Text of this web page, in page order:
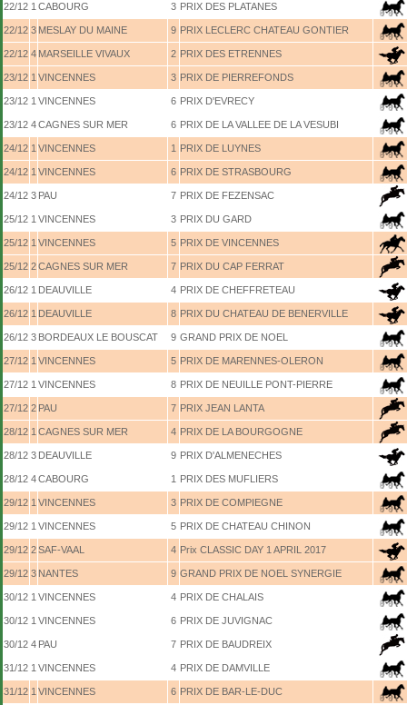
22/12 1 CABOURG 3 PRIX DES PLATANES
22/12 3 MESLAY DU MAINE 9 PRIX LECLERC CHATEAU GONTIER
22/12 4 MARSEILLE VIVAUX 2 PRIX DES ETRENNES
23/12 1 VINCENNES 3 PRIX DE PIERREFONDS
23/12 1 VINCENNES 6 PRIX D'EVRECY
23/12 4CAGNES SUR MER 6 PRIX DE LA VALLEE DE LA VESUBI
24/12 1 VINCENNES 1 PRIX DE LUYNES
24/12 1 VINCENNES 6 PRIX DE STRASBOURG
24/12 3 PAU 7 PRIX DE FEZENSAC
25/12 1 VINCENNES 3 PRIX DU GARD
25/12 1 VINCENNES 5 PRIX DE VINCENNES
25/12 2CAGNES SUR MER 7 PRIX DU CAP FERRAT
26/12 1 DEAUVILLE 4 PRIX DE CHEFFRETEAU
26/12 1 DEAUVILLE 8 PRIX DU CHATEAU DE BENERVILLE
26/12 3 BORDEAUX LE BOUSCAT 9 GRAND PRIX DE NOEL
27/12 1 VINCENNES 5 PRIX DE MARENNES-OLERON
27/12 1 VINCENNES 8 PRIX DE NEUILLE PONT-PIERRE
27/12 2 PAU 7 PRIX JEAN LANTA
28/12 1 CAGNES SUR MER 4 PRIX DE LA BOURGOGNE
28/12 3 DEAUVILLE 9 PRIX D'ALMENECHES
28/12 4CABOURG 1 PRIX DES MUFLIERS
29/12 1 VINCENNES 3 PRIX DE COMPIEGNE
29/12 1 VINCENNES 5 PRIX DE CHATEAU CHINON
29/12 2SAF-VAAL 4 Prix CLASSIC DAY 1 APRIL 2017
29/12 3 NANTES 9 GRAND PRIX DE NOEL SYNERGIE
30/12 1 VINCENNES 4 PRIX DE CHALAIS
30/12 1 VINCENNES 6 PRIX DE JUVIGNAC
30/12 4 PAU 7 PRIX DE BAUDREIX
31/12 1 VINCENNES 4 PRIX DE DAMVILLE
31/12 1 VINCENNES 6 PRIX DE BAR-LE-DUC